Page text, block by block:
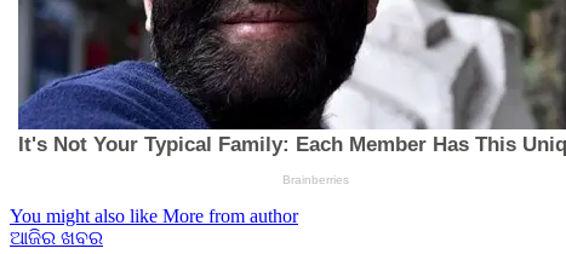
You might also like More from author
ଆଜିର ଖବର